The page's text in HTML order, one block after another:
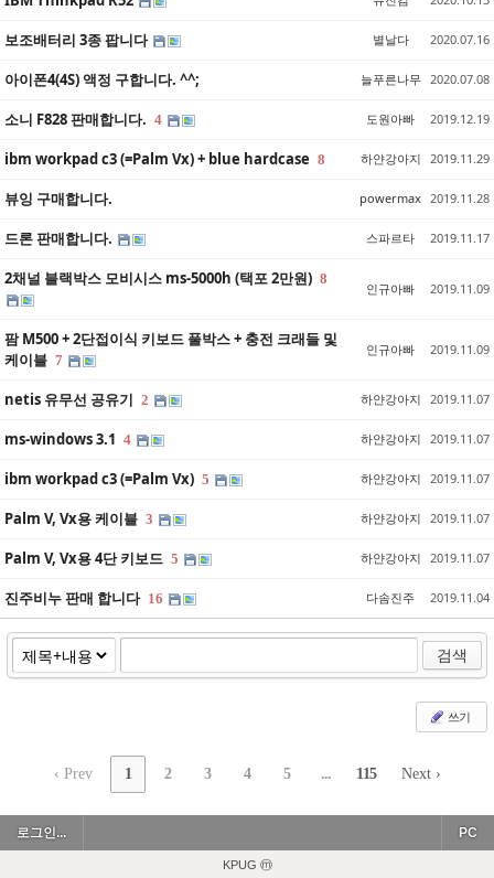
보조배터리 3종 팝니다 별날다 2020.07.16
아이폰4(4S) 액정 구합니다. ^^; 늘푸른나무 2020.07.08
소니 F828 판매합니다. 4 도원아빠 2019.12.19
ibm workpad c3 (=Palm Vx) + blue hardcase 8 하얀강아지 2019.11.29
뷰잉 구매합니다. powermax 2019.11.28
드론 판매합니다. 스파르타 2019.11.17
2채널 블랙박스 모비시스 ms-5000h (택포 2만원) 8
인규아빠 2019.11.09
팜 M500 + 2단접이식 키보드 풀박스 + 충전 크래들 및
케이블 7
인규아빠 2019.11.09
netis 유무선 공유기 2 하얀강아지 2019.11.07
ms-windows 3.1 4 하얀강아지 2019.11.07
ibm workpad c3 (=Palm Vx) 5 하얀강아지 2019.11.07
Palm V, Vx용 케이블 3 하얀강아지 2019.11.07
Palm V, Vx용 4단 키보드 5 하얀강아지 2019.11.07
진주비누 판매 합니다 16 다솜진주 2019.11.04
검색
쓰기
‹ Prev 1 2 3 4 5 ... 115 Next ›
로그인... PC
KPUG ⓜ